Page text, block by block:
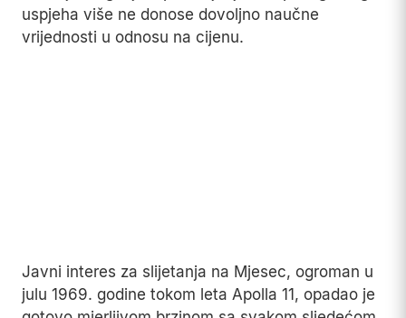
potvrđuje da je krajem šezdesetih i početkom
sedamdesetih agencija otpustila desetine hiljada
tadašnjoj vrijednosti – što danas, prilagođeno
inflaciji, premašuje hiljadu milijardi dolara.